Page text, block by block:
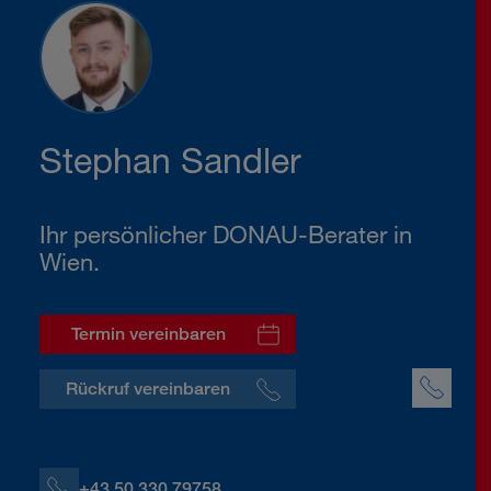
Stephan Sandler
Ihr persönlicher DONAU-Berater in
Wien.
Termin vereinbaren
Rückruf vereinbaren